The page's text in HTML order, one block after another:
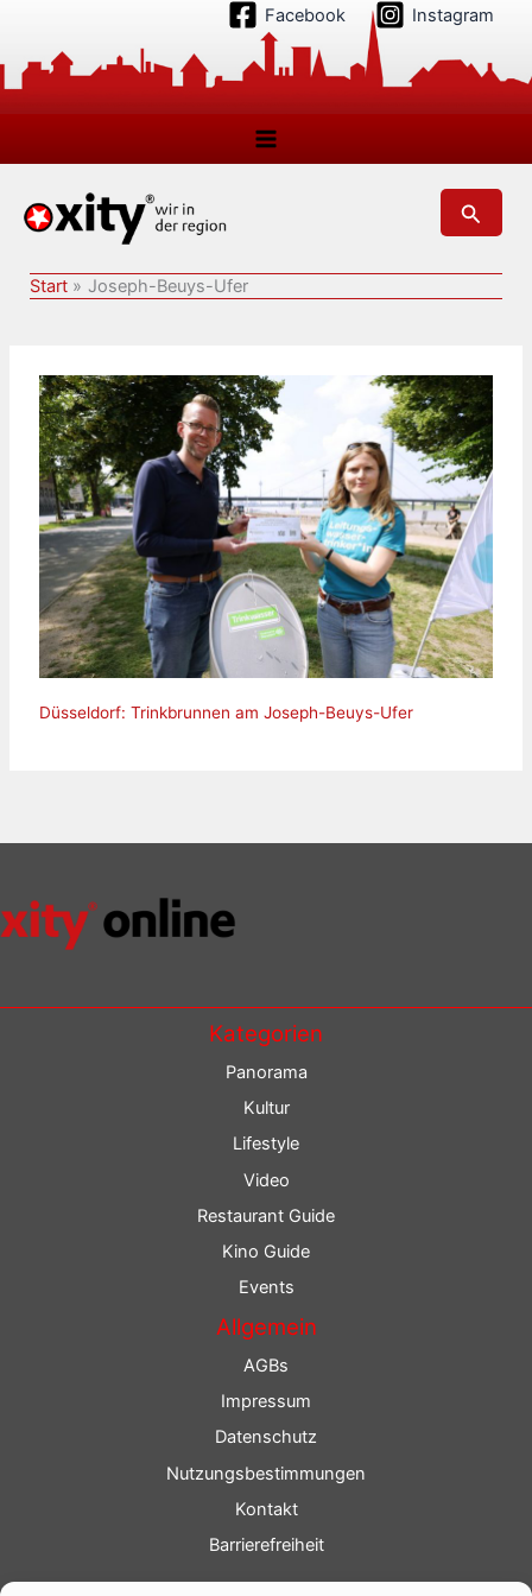
springen
Facebook Instagram
Suchen
Start Joseph-Beuys-Ufer
Düsseldorf: Trinkbrunnen am Joseph-Beuys-Ufer
Kategorien
Panorama
Kultur
Lifestyle
Video
Restaurant Guide
Kino Guide
Events
Allgemein
AGBs
Impressum
Datenschutz
Nutzungsbestimmungen
Kontakt
Barrierefreiheit